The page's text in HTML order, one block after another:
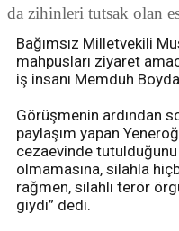
da zihinleri tutsak olan
Bağımsız Milletvekili
mahpusları ziyaret
iş insanı Memduh
Görüşmenin ardından
paylaşım yapan
cezaevinde
olmamasına, silahla
rağmen, silahlı terör
giydi” dedi.